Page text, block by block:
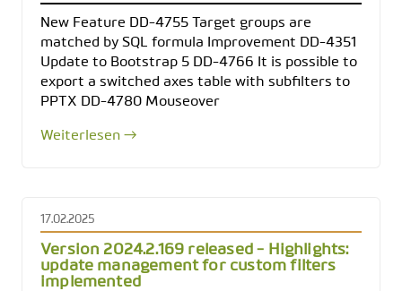
New Feature DD-4755 Target groups are
matched by SQL formula Improvement DD-4351
Update to Bootstrap 5 DD-4766 It is possible to
export a switched axes table with subfilters to
PPTX DD-4780 Mouseover
Weiterlesen →
17.02.2025
Version 2024.2.169 released - Highlights:
update management for custom filters
implemented